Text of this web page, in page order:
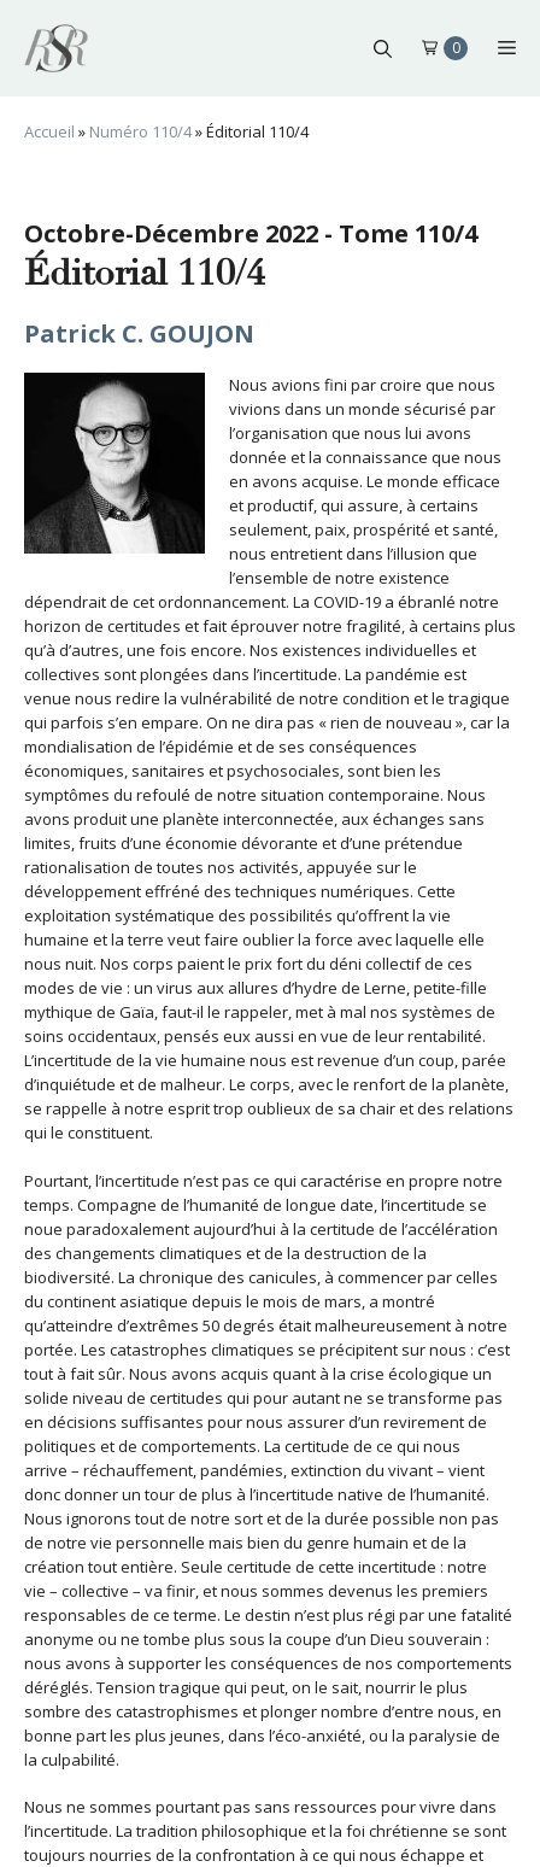
contenu
0
Accueil » Numéro 110/4»Éditorial 110/4
Octobre-Décembre 2022 - Tome 110/4
Éditorial 110/4
Patrick C. GOUJON
Nous avions fini par croire que nous
vivions dans un monde sécurisé par
l’organisation que nous lui avons
donnée et la connaissance que nous
en avons acquise. Le monde efficace
et productif, qui assure, à certains
seulement, paix, prospérité et santé,
nous entretient dans l’illusion que
l’ensemble de notre existence
dépendrait de cet ordonnancement. La COVID-19 a ébranlé notre
horizon de certitudes et fait éprouver notre fragilité, à certains plus
qu’à d’autres, une fois encore. Nos existences individuelles et
collectives sont plongées dans l’incertitude. La pandémie est
venue nous redire la vulnérabilité de notre condition et le tragique
qui parfois s’en empare. On ne dira pas « rien de nouveau », car la
mondialisation de l’épidémie et de ses conséquences
économiques, sanitaires et psychosociales, sont bien les
symptômes du refoulé de notre situation contemporaine. Nous
avons produit une planète interconnectée, aux échanges sans
limites, fruits d’une économie dévorante et d’une prétendue
rationalisation de toutes nos activités, appuyée sur le
développement effréné des techniques numériques. Cette
exploitation systématique des possibilités qu’offrent la vie
humaine et la terre veut faire oublier la force avec laquelle elle
nous nuit. Nos corps paient le prix fort du déni collectif de ces
modes de vie : un virus aux allures d’hydre de Lerne, petite-fille
mythique de Gaïa, faut-il le rappeler, met à mal nos systèmes de
soins occidentaux, pensés eux aussi en vue de leur rentabilité.
L’incertitude de la vie humaine nous est revenue d’un coup, parée
d’inquiétude et de malheur. Le corps, avec le renfort de la planète,
se rappelle à notre esprit trop oublieux de sa chair et des relations
qui le constituent.
Pourtant, l’incertitude n’est pas ce qui caractérise en propre notre
temps. Compagne de l’humanité de longue date, l’incertitude se
noue paradoxalement aujourd’hui à la certitude de l’accélération
des changements climatiques et de la destruction de la
biodiversité. La chronique des canicules, à commencer par celles
du continent asiatique depuis le mois de mars, a montré
qu’atteindre d’extrêmes 50 degrés était malheureusement à notre
portée. Les catastrophes climatiques se précipitent sur nous : c’est
tout à fait sûr. Nous avons acquis quant à la crise écologique un
solide niveau de certitudes qui pour autant ne se transforme pas
en décisions suffisantes pour nous assurer d’un revirement de
politiques et de comportements. La certitude de ce qui nous
arrive – réchauffement, pandémies, extinction du vivant – vient
donc donner un tour de plus à l’incertitude native de l’humanité.
Nous ignorons tout de notre sort et de la durée possible non pas
de notre vie personnelle mais bien du genre humain et de la
création tout entière. Seule certitude de cette incertitude : notre
vie – collective – va finir, et nous sommes devenus les premiers
responsables de ce terme. Le destin n’est plus régi par une fatalité
anonyme ou ne tombe plus sous la coupe d’un Dieu souverain :
nous avons à supporter les conséquences de nos comportements
déréglés. Tension tragique qui peut, on le sait, nourrir le plus
sombre des catastrophismes et plonger nombre d’entre nous, en
bonne part les plus jeunes, dans l’éco-anxiété, ou la paralysie de
la culpabilité.
Nous ne sommes pourtant pas sans ressources pour vivre dans
l’incertitude. La tradition philosophique et la foi chrétienne se sont
toujours nourries de la confrontation à ce qui nous échappe et